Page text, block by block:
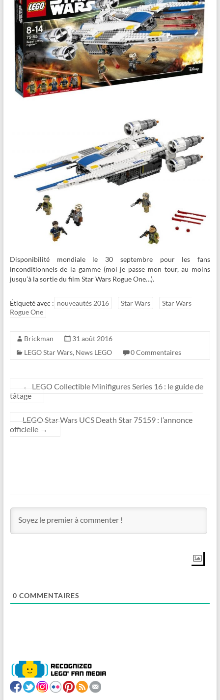
Disponibilité mondiale le 30 septembre pour les fans
inconditionnels de la gamme (moi je passe mon tour, au moins
jusqu’à la sortie du film Star Wars Rogue One…).
Étiqueté avec : nouveautés 2016 Star Wars
Star Wars
Rogue One
Brickman
31 août 2016
LEGO Star Wars, News LEGO 0 Commentaires
←
LEGO Collectible Minifigures Series 16 : le guide de
tâtage
LEGO Star Wars UCS Death Star 75159 : l’annonce
officielle →
0 COMMENTAIRES